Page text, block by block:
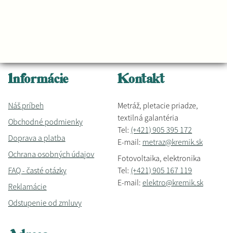
Informácie
Náš príbeh
Obchodné podmienky
Doprava a platba
Ochrana osobných údajov
FAQ - časté otázky
Reklamácie
Odstupenie od zmluvy
Kontakt
Metráž, pletacie priadze,
textilná galantéria
Tel: (+421) 905 395 172
E-mail: metraz@kremik.sk
Fotovoltaika, elektronika
Tel: (+421) 905 167 119
E-mail: elektro@kremik.sk